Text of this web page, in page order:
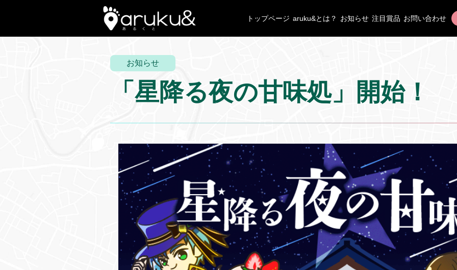
お知らせ
「星降る夜の甘味処」開始！
トップページ aruku&とは？ お知らせ 注目賞品 お問い合わせ